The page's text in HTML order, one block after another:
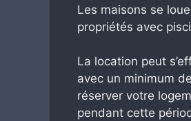
Les maisons se
propriétés avec
La location peut
avec un minimum
réserver votre
pendant cette